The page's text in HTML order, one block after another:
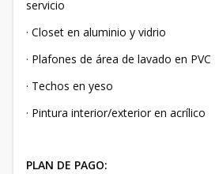
servicio
· Closet en aluminio y vidrio
· Plafones de área de lavado en PVC
· Techos en yeso
· Pintura interior/exterior en acrílico
PLAN DE PAGO: